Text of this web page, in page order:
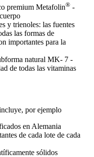
premium Metafolin® -
y trienoles: las fuentes
las formas de
importantes para la
natural MK- 7 -
de todas las vitaminas
por ejemplo
en Alemania
de cada lote de cada
sólidos